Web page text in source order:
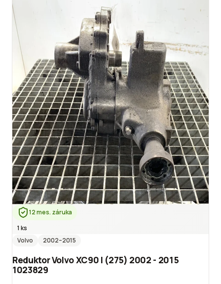
12 mes. záruka
1 ks
Volvo
2002–2015
Reduktor Volvo XC90 I (275) 2002 - 2015
1023829